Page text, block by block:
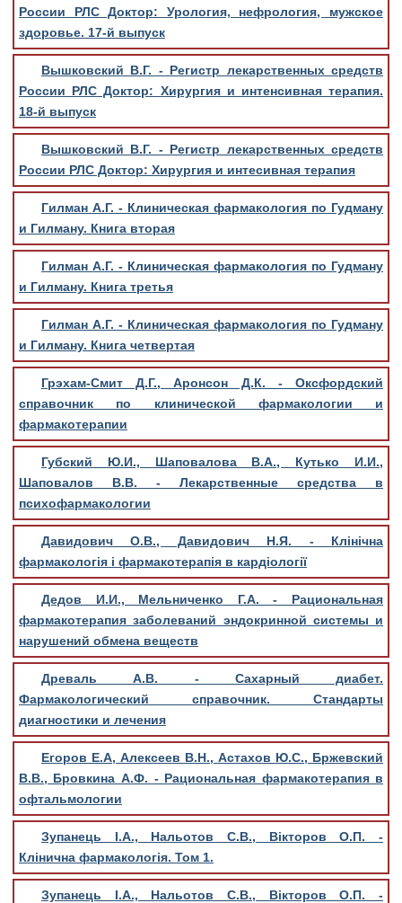
России РЛС Доктор: Урология, нефрология, мужское
здоровье. 17-й выпуск
Вышковский В.Г. - Регистр лекарственных средств
России РЛС Доктор: Хирургия и интенсивная терапия.
18-й выпуск
Вышковский В.Г. - Регистр лекарственных средств
России РЛС Доктор: Хирургия и интесивная терапия
Гилман А.Г. - Клиническая фармакология по Гудману
и Гилману. Книга вторая
Гилман А.Г. - Клиническая фармакология по Гудману
и Гилману. Книга третья
Гилман А.Г. - Клиническая фармакология по Гудману
и Гилману. Книга четвертая
Грэхам-Смит Д.Г., Аронсон Д.К. - Оксфордский
справочник по клинической фармакологии и
фармакотерапии
Губский Ю.И., Шаповалова В.А., Кутько И.И.,
Шаповалов В.В. - Лекарственные средства в
психофармакологии
Давидович О.В., Давидович Н.Я. - Клінічна
фармакологія і фармакотерапія в кардіології
Дедов И.И., Мельниченко Г.А. - Рациональная
фармакотерапия заболеваний эндокринной системы и
нарушений обмена веществ
Древаль А.В. - Сахарный диабет.
Фармакологический справочник. Стандарты
диагностики и лечения
Егоров Е.А, Алексеев В.Н., Астахов Ю.С., Бржевский
В.В., Бровкина А.Ф. - Рациональная фармакотерапия в
офтальмологии
Зупанець І.А., Нальотов С.В., Вікторов О.П. -
Клінична фармакологія. Том 1.
Зупанець І.А., Нальотов С.В., Вікторов О.П. -